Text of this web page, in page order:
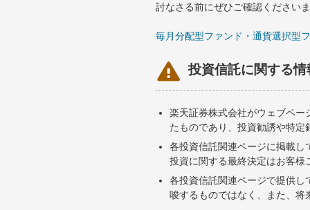
討なさる前にぜひご確認ください
毎月分配型ファンド・通貨選択型
 投資信託に関する
楽天証券株式会社がウェブペ
たものであり、投資勧誘や特
各投資信託関連ページに掲載
投資に関する最終決定はお客
各投資信託関連ページで提供
唆するものではなく、また、